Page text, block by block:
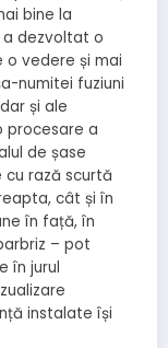
bine la
a dezvoltat o
vedere și mai
numitei fuziuni
și ale
procesare a
de șase
rază scurtă
cât și în
în față, în
– pot
în jurul
instalate își